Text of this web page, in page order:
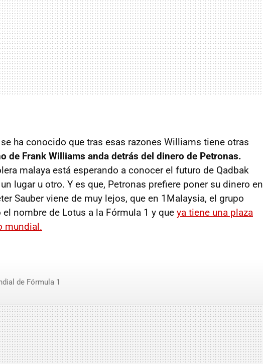
ha conocido que tras esas razones Williams tiene otras
de Frank Williams anda detrás del dinero de Petronas.
malaya está esperando a conocer el futuro de Qadbak
lugar u otro. Y es que, Petronas prefiere poner su dinero en
Sauber viene de muy lejos, que en 1Malaysia, el grupo
nombre de Lotus a la Fórmula 1 y que ya tiene una plaza
mundial.
de Fórmula 1